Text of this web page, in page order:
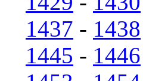
1437 - 1438
1445 - 1446